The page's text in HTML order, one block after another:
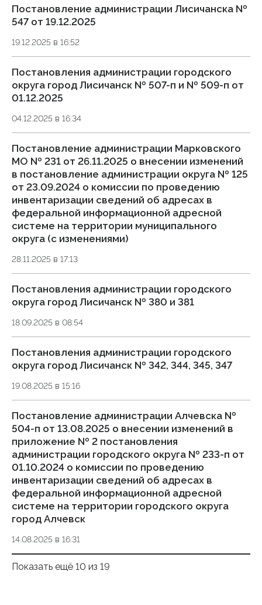
Постановление администрации Лисичанска №
547 от 19.12.2025
19.12.2025 в 16:52
Постановления администрации городского
округа город Лисичанск № 507-п и № 509-п от
01.12.2025
04.12.2025 в 16:34
Постановление администрации Марковского
МО № 231 от 26.11.2025 о внесении изменений
в постановление администрации округа № 125
от 23.09.2024 о комиссии по проведению
инвентаризации сведений об адресах в
федеральной информационной адресной
системе на территории муниципального
округа (с изменениями)
28.11.2025 в 17:13
Постановления администрации городского
округа город Лисичанск № 380 и 381
18.09.2025 в 08:54
Постановления администрации городского
округа город Лисичанск № 342, 344, 345, 347
19.08.2025 в 15:16
Постановление администрации Алчевска №
504-п от 13.08.2025 о внесении изменений в
приложение № 2 постановления
администрации городского округа № 233-п от
01.10.2024 о комиссии по проведению
инвентаризации сведений об адресах в
федеральной информационной адресной
системе на территории городского округа
город Алчевск
14.08.2025 в 16:31
Показать ещё 10 из 19